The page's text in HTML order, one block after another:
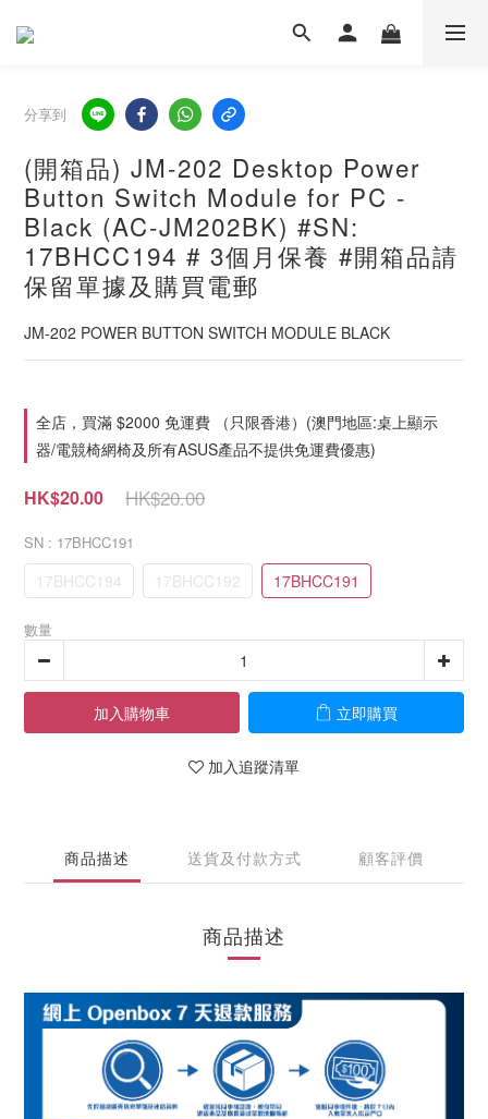
分享到
(開箱品) JM-202 Desktop Power
Button Switch Module for PC -
Black (AC-JM202BK) #SN:
17BHCC194 # 3個月保養 #開箱品請
保留單據及購買電郵
JM-202 POWER BUTTON SWITCH MODULE BLACK
全店，買滿 $2000 免運費 （只限香港）(澳門地區:桌上顯示
器/電競椅網椅及所有ASUS產品不提供免運費優惠)
HK$20.00 HK$20.00
SN : 17BHCC191
17BHCC194 17BHCC192 17BHCC191
數量
加入購物車 立即購買
加入追蹤清單
商品描述 送貨及付款方式 顧客評價
商品描述